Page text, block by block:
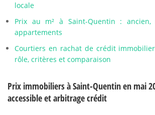
locale
Prix au m² à Saint-Quentin :
appartements
Courtiers en rachat de crédit
rôle, critères et comparaison
Prix immobiliers à Saint-Quentin en mai
accessible et arbitrage crédit